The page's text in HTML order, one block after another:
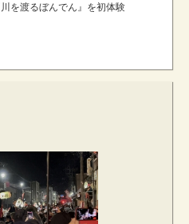
を渡るぼんでん』を初体験